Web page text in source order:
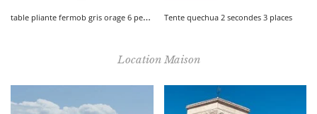
t
able pliante fermob gris orage 6 personnes Tente quechua 2 secondes 3 places
Location Maison